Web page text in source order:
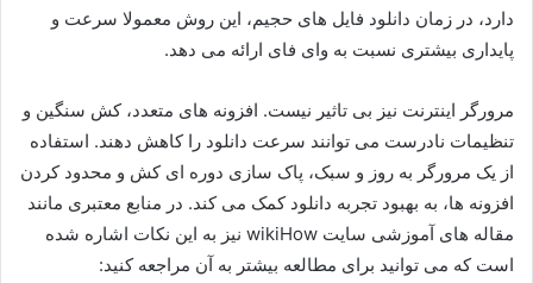
دارد، در زمان دانلود فایل های حجیم، این روش معمولا سرعت و
پایداری بیشتری نسبت به وای فای ارائه می دهد.
مرورگر اینترنت نیز بی تاثیر نیست. افزونه های متعدد، کش سنگین و
تنظیمات نادرست می توانند سرعت دانلود را کاهش دهند. استفاده
از یک مرورگر به روز و سبک، پاک سازی دوره ای کش و محدود کردن
افزونه ها، به بهبود تجربه دانلود کمک می کند. در منابع معتبری مانند
مقاله های آموزشی سایت wikiHow نیز به این نکات اشاره شده
است که می توانید برای مطالعه بیشتر به آن مراجعه کنید: